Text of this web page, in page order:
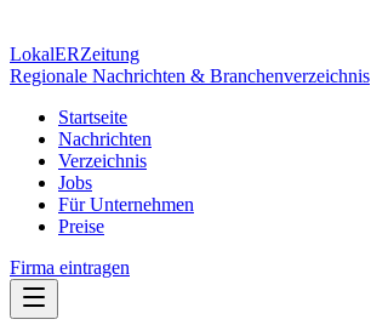
LokalERZeitung
Regionale Nachrichten & Branchenverzeichnis
Startseite
Nachrichten
Verzeichnis
Jobs
Für Unternehmen
Preise
Firma eintragen